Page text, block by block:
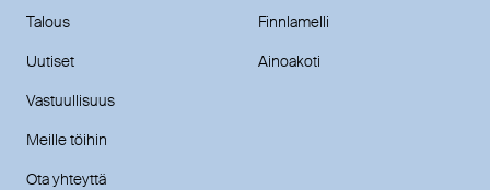
Talous
Uutiset
Vastuullisuus
Meille töihin
Ota yhteyttä
Finnlamelli
Ainoakoti